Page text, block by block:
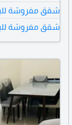
عصرية وممتازة.
السعر: المطلوب 0000
شقق مفروشة
شقق مفروشة